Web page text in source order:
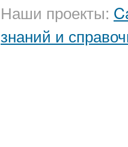
Наши проекты:
знаний и